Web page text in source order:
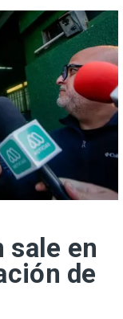
sale en
de